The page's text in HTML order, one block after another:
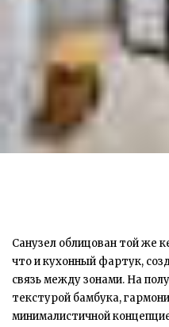
Санузел облицован той же
что и кухонный фартук,
связь между зонами. На
текстурой бамбука,
минималистичной